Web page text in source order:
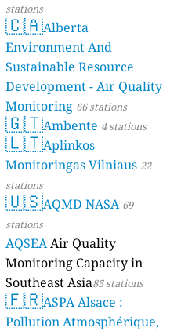
stations
🇨🇦Alberta
Environment And
Sustainable Resource
Development - Air Quality
Monitoring 66 stations
🇬🇹Ambente 4 stations
🇱🇹Aplinkos
Monitoringas Vilniaus 22
stations
🇺🇸AQMD NASA 69
stations
AQSEAAir Quality
Monitoring Capacity in
Southeast Asia85 stations
🇫🇷ASPA Alsace :
Pollution Atmosphérique,